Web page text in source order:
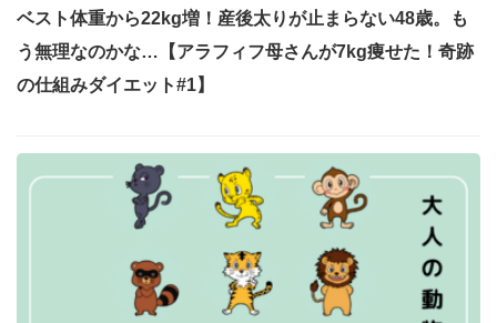
ベスト体重から22kg増！産後太りが止まらない48歳。も
う無理なのかな…【アラフィフ母さんが7kg痩せた！奇跡
の仕組みダイエット#1】